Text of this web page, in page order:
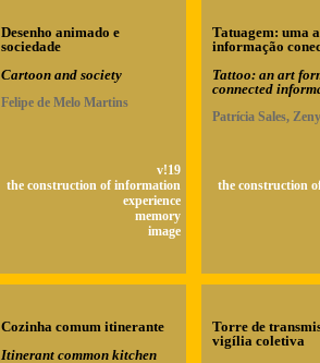
Desenho animado e
sociedade
Cartoon and society
Felipe de Melo Martins
v!19
the construction of information
experience
memory
image
Tatuagem: uma
informação
Tattoo: an art
connected
Patrícia Sales,
the construction
Cozinha comum itinerante
Itinerant common kitchen
Torre de
vigília coletiva